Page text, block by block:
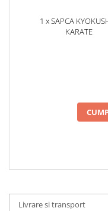
1 x SAPCA
KARATE
Livrare si transport